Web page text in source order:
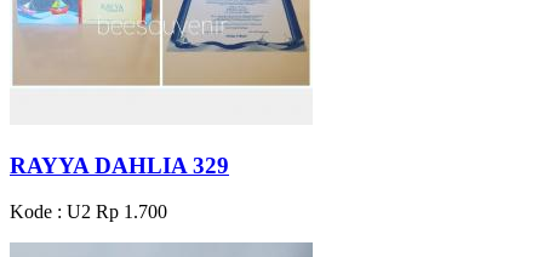
RAYYA DAHLIA 329
Kode : U2 Rp 1.700